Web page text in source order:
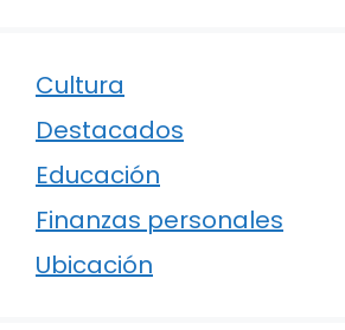
Cultura
Destacados
Educación
Finanzas personales
Ubicación